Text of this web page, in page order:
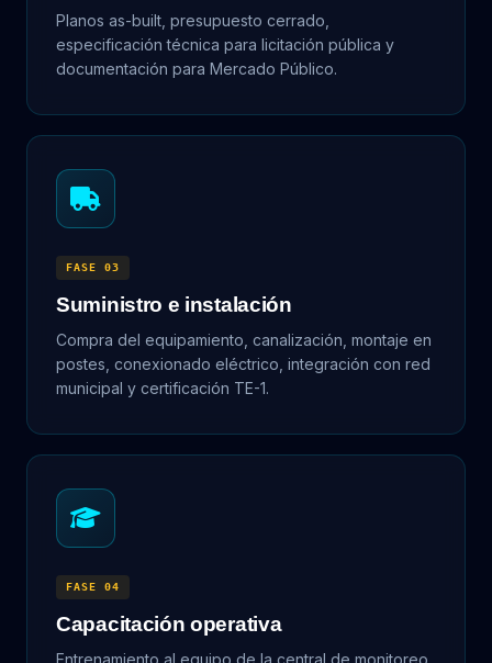
Planos as-built, presupuesto cerrado,
especificación técnica para licitación pública y
documentación para Mercado Público.
FASE 03
Suministro e instalación
Compra del equipamiento, canalización, montaje en
postes, conexionado eléctrico, integración con red
municipal y certificación TE-1.
FASE 04
Capacitación operativa
Entrenamiento al equipo de la central de monitoreo